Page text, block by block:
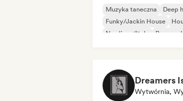
Muzyka taneczna Deep
Funky/Jackin House
Nu-disco/Italo
Pop-soul
Wytwórnia,